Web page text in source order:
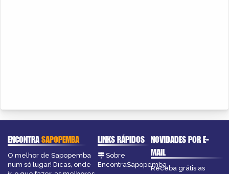
ENCONTRASAPOPEMBA
O melhor de Sapopemba
num só lugar! Dicas, onde
LINKS RÁPIDOS
Sobre
EncontraSapopemba
NOVIDADES POR E-
MAIL
Receba grátis as